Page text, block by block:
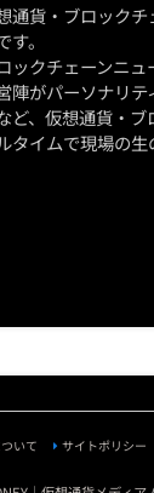
通貨・ブロック
。
ックチェーンニ
陣がパーソナリテ
ど、仮想通貨・ブ
タイムで現場の
いて サイトポリシー